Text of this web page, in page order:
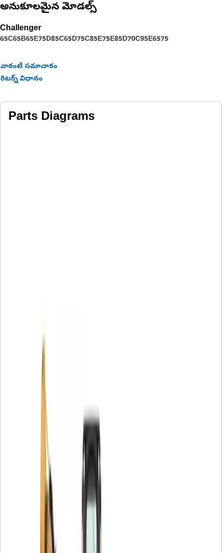
అనుకూలమైన మోడల్స్
Challenger
65C65B65E75D85C65D75C85E75E85D70C95E6575
వారంటీ సమాచారం
రిటర్న్ విధానం
Parts Diagrams